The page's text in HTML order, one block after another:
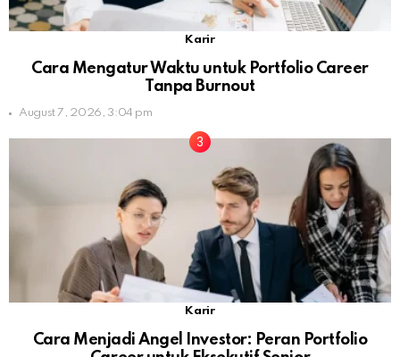
Karir
Cara Mengatur Waktu untuk Portfolio Career
Tanpa Burnout
August 7, 2026, 3:04 pm
Karir
Cara Menjadi Angel Investor: Peran Portfolio